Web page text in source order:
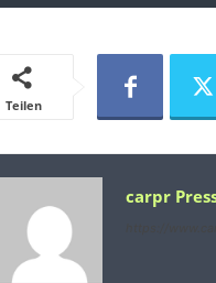
Teilen
carpr